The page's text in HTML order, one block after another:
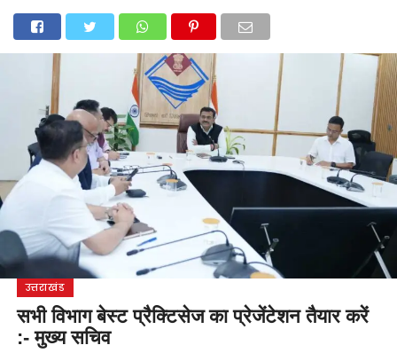
अल्मोड़ा उत्तरकाशी उधम सिंह नगर चमोली
टिहरी गढ़वाल
नैनीताल पिथौरागढ़पौड़ी गढ़वालबागेश्वर रुद्रप्रयाग देश
दुनिया
उत्तराखंड
सभी विभाग बेस्ट प्रैक्टिसेज का प्रेजेंटेशन तैयार करें
:- मुख्य सचिव